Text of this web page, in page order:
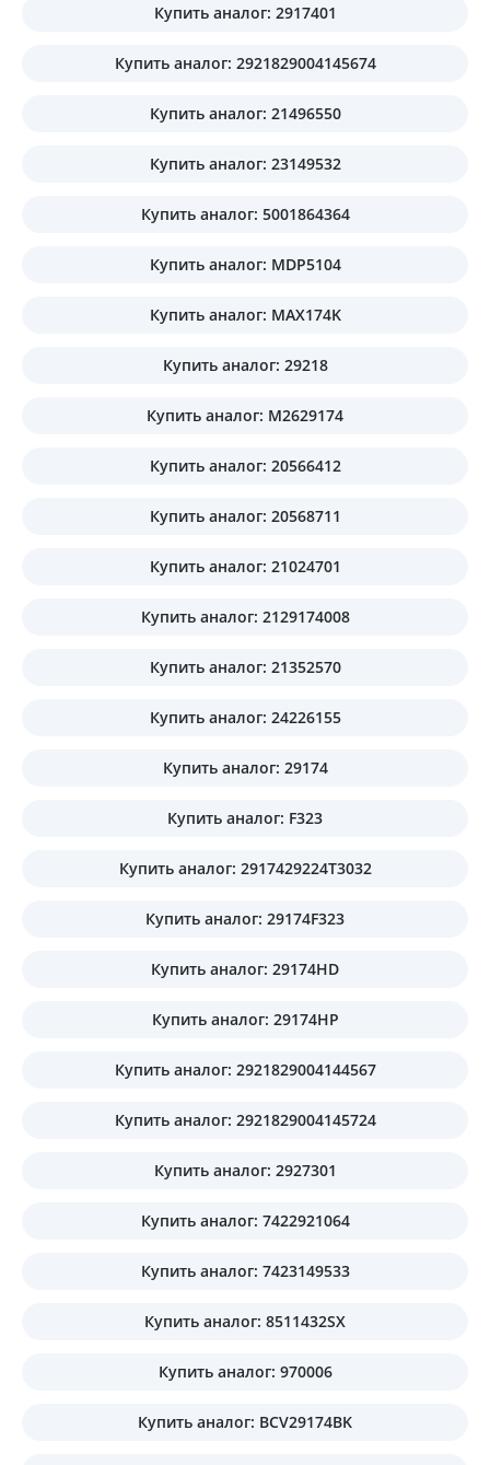
Купить аналог: 2917401
Купить аналог: 2921829004145674
Купить аналог: 21496550
Купить аналог: 23149532
Купить аналог: 5001864364
Купить аналог: MDP5104
Купить аналог: MAX174K
Купить аналог: 29218
Купить аналог: M2629174
Купить аналог: 20566412
Купить аналог: 20568711
Купить аналог: 21024701
Купить аналог: 2129174008
Купить аналог: 21352570
Купить аналог: 24226155
Купить аналог: 29174
Купить аналог: F323
Купить аналог: 2917429224T3032
Купить аналог: 29174F323
Купить аналог: 29174HD
Купить аналог: 29174HP
Купить аналог: 2921829004144567
Купить аналог: 2921829004145724
Купить аналог: 2927301
Купить аналог: 7422921064
Купить аналог: 7423149533
Купить аналог: 8511432SX
Купить аналог: 970006
Купить аналог: BCV29174BK